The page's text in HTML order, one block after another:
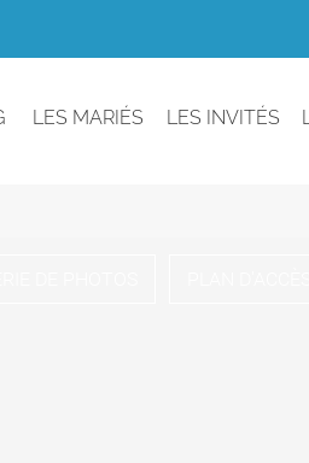
LES MARIÉS LES INVITÉS